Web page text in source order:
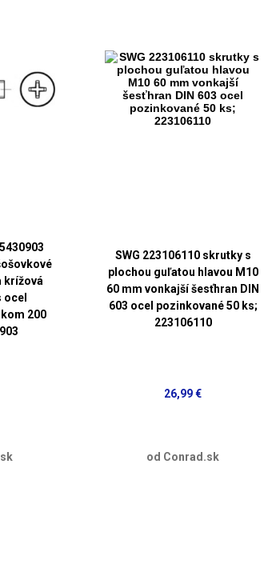
krížová
ocel
200
SWG 223106110 skrutky s
plochou guľatou hlavou M10
60 mm vonkajší šesťhran DIN
603 ocel pozinkované 50 ks;
223106110
26,99 €
od Conrad.sk